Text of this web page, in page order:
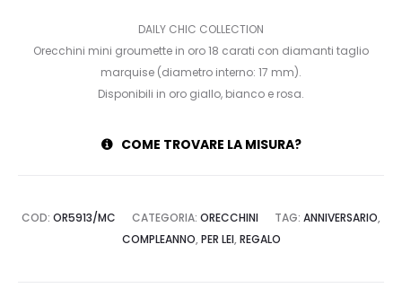
DAILY CHIC COLLECTION
Orecchini mini groumette in oro 18 carati con diamanti taglio
marquise (diametro interno: 17 mm).
Disponibili in oro giallo, bianco e rosa.
COME TROVARE LA MISURA?
COD: OR5913/MC CATEGORIA: ORECCHINI TAG: ANNIVERSARIO,
COMPLEANNO, PER LEI, REGALO